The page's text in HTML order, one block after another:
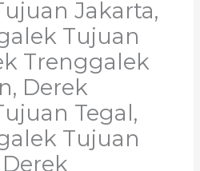
Jakarta,
Tujuan
Trenggalek
Derek
Tegal,
Tujuan